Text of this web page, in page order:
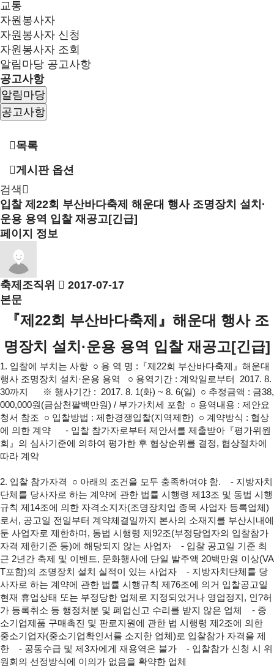
교통
자원봉사자
자원봉사자 신청
자원봉사자 조회
알림마당 공고사항
공고사항
알림마당
공고사항
목록
게시판 옵션
검색
입찰 제22회 부산바다축제 해운대 행사 조명장치 설치·
운용 용역 입찰 재공고[긴급]
페이지 정보
축제조직위
2017-07-17
본문
『제22회 부산바다축제』 해운대 행사 조
명장치 설치·운용 용역 입찰 재공고[긴급]
1. 입찰에 부치는 사항 ○ 용 역 명 :『제22회 부산바다축제』해운대
행사 조명장치 설치·운용 용역
○ 용역기간 : 계약일로부터 2017. 8.
30까지
※ 행사기간 : 2017. 8. 1(화) ~ 8. 6(일) ○ 추정금액 : 금38,
000,000원(금삼천팔백만원) / 부가가치세 포함 ○ 용역내용 : 제안요
청서 참조 ○ 입찰방법 : 제한경쟁입찰(지역제한) ○ 계약방식 : 협상
에 의한 계약 - 입찰 참가자로부터 제안서를 제출받아『평가위원
회』의 심사기준에 의하여 평가한 후 협상순위를 결정, 협상절차에
따라 계약
2. 입찰 참가자격 ○ 아래의 조건을 모두 충족하여야 함. - 지방자치
단체를 당사자로 하는 계약에 관한 법률 시행령 제13조 및 동법 시행
규칙 제14조에 의한 자격소지자(조명장치업 종목 사업자 등록업체)
로서, 공고일 전일부터 계약체결일까지 본사의 소재지를 부산시내에
둔 사업자로 제한하며, 동법 시행령 제92조(부정당업자의 입찰참가
자격 제한기준 등)에 해당되지 않는 사업자 - 입찰 공고일 기준 최
근 2년간 축제 및 이벤트, 문화행사에 단일 발주액 20백만원 이상(VA
T포함)의 조명장치 설치 실적이 있는 사업자 - 지방자치단체를 당
사자로 하는 계약에 관한 법률 시행규칙 제76조에 의거 입찰공고일
현재 휴업상태 또는 부정당한 업체로 지정되었거나 영업정지, 인?허
가 등록취소 등 행정처분 및 폐업신고 수리를 받지 않은 업체
- 중
소기업제품 구매촉진 및 판로지원에 관한 법 시행령 제2조에 의한
중소기업자(중소기업확인서를 소지한 업체)로 입찰참가 자격을 제
한 - 공동수급 및 제3자에게 재용역은 불가 - 입찰참가 신청 시 위
원회의 선정방식에 이의가 없음을 확약한 업체